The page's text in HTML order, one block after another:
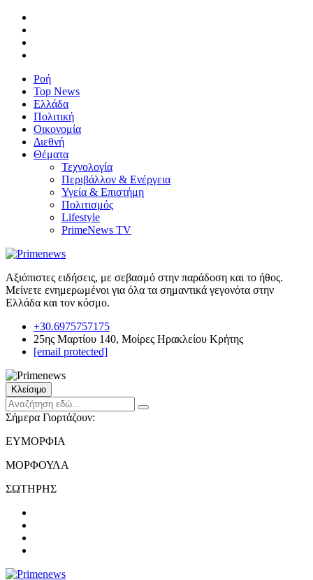
Ροή
Top News
Ελλάδα
Πολιτική
Οικονομία
Διεθνή
Θέματα
Τεχνολογία
Περιβάλλον & Ενέργεια
Υγεία & Επιστήμη
Πολιτισμός
Lifestyle
PrimeNews TV
Αξιόπιστες ειδήσεις, με σεβασμό στην παράδοση και το ήθος.
Μείνετε ενημερωμένοι για όλα τα σημαντικά γεγονότα στην
Ελλάδα και τον κόσμο.
+30.6975757175
25ης Μαρτίου 140, Μοίρες Ηρακλείου Κρήτης
[email protected]
Κλείσιμο
Σήμερα Γιορτάζουν:
ΕΥΜΟΡΦΙΑ
ΜΟΡΦΟΥΛΑ
ΣΩΤΗΡΗΣ